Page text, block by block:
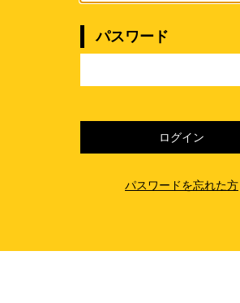
パスワード
パスワードを忘れた方